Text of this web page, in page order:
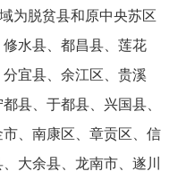
为脱贫县和原中央苏区
修水县、都昌县、莲花
宜县、余江区、贵溪
县、于都县、兴国县、
、南康区、章贡区、信
大余县、龙南市、遂川